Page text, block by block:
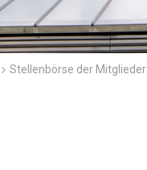
Stellenbörse der Mitglieder